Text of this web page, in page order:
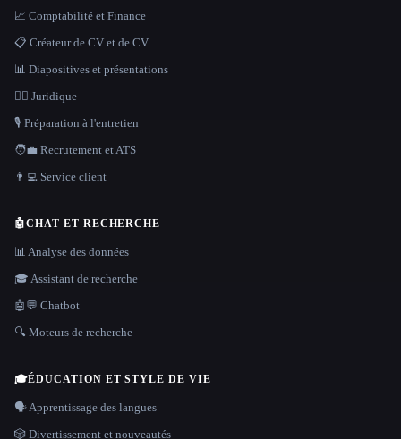
📈 Comptabilité et Finance
📋 Créateur de CV et de CV
📊 Diapositives et présentations
👩‍⚖️ Juridique
🎙️ Préparation à l'entretien
🧑‍💼 Recrutement et ATS
👨‍💻 Service client
🤖CHAT ET RECHERCHE
📊 Analyse des données
🎓 Assistant de recherche
🤖💬 Chatbot
🔍 Moteurs de recherche
🎓ÉDUCATION ET STYLE DE VIE
🗣️ Apprentissage des langues
🎲 Divertissement et nouveautés